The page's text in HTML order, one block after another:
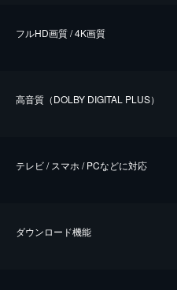
フルHD画質 / 4K画質
⾼⾳質（DOLBY DIGITAL PLUS）
テレビ / スマホ / PCなどに対応
ダウンロード機能